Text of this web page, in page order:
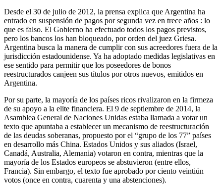
Desde el 30 de julio de 2012, la prensa explica que Argentina ha
entrado en suspensión de pagos por segunda vez en trece años : lo
que es falso. El Gobierno ha efectuado todos los pagos previstos,
pero los bancos los han bloqueado, por orden del juez Griesa.
Argentina busca la manera de cumplir con sus acreedores fuera de la
jurisdicción estadounidense. Ya ha adoptado medidas legislativas en
ese sentido para permitir que los poseedores de bonos
reestructurados canjeen sus títulos por otros nuevos, emitidos en
Argentina.
Por su parte, la mayoría de los países ricos rivalizaron en la firmeza
de su apoyo a la elite financiera. El 9 de septiembre de 2014, la
Asamblea General de Naciones Unidas estaba llamada a votar un
texto que apuntaba a establecer un mecanismo de reestructuración
de las deudas soberanas, propuesto por el “grupo de los 77” países
en desarrollo más China. Estados Unidos y sus aliados (Israel,
Canadá, Australia, Alemania) votaron en contra, mientras que la
mayoría de los Estados europeos se abstuvieron (entre ellos,
Francia). Sin embargo, el texto fue aprobado por ciento veintiún
votos (once en contra, cuarenta y una abstenciones).